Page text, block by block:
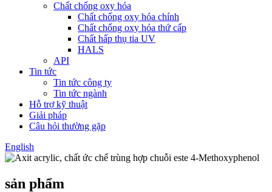
Chất chống oxy hóa
Chất chống oxy hóa chính
Chất chống oxy hóa thứ cấp
Chất hấp thụ tia UV
HALS
API
Tin tức
Tin tức công ty
Tin tức ngành
Hỗ trợ kỹ thuật
Giải pháp
Câu hỏi thường gặp
English
sản phẩm